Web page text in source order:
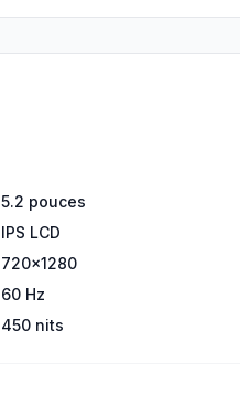
5.2 pouces
IPS LCD
720x1280
60 Hz
450 nits